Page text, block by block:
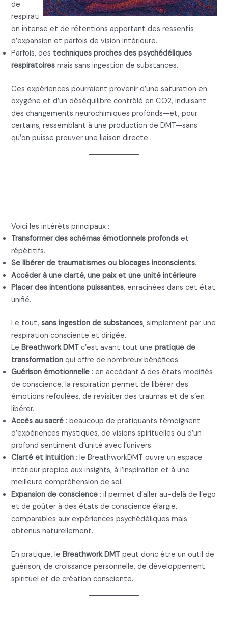
de
respirati
on intense et de rétentions apportant des ressentis
d’expansion et parfois de vision intérieure.
Parfois, des techniques proches des psychédéliques
respiratoires mais sans ingestion de substances.
Ces expériences pourraient provenir d’une saturation en
oxygène et d’un déséquilibre contrôlé en CO2, induisant
des changements neurochimiques profonds—et, pour
certains, ressemblant à une production de DMT—sans
qu’on puisse prouver une liaison directe .
Voici les intérêts principaux :
Transformer des schémas émotionnels profonds et
répétitifs.
Se libérer de traumatismes ou blocages inconscients.
Accéder à une clarté, une paix et une unité intérieure.
Placer des intentions puissantes, enracinées dans cet état
unifié.
Le tout,sans ingestion de substances, simplement par une
respiration consciente et dirigée.
LeBreathwork DMT c’est avant tout unepratique de
transformation qui offre de nombreux bénéfices.
Guérison émotionnelle : en accédant à des états modifiés
de conscience, la respiration permet de libérer des
émotions refoulées, de revisiter des traumas et de s’en
libérer.
Accès au sacré : beaucoup de pratiquants témoignent
d’expériences mystiques, de visions spirituelles ou d’un
profond sentiment d’unité avec l’univers.
Clarté et intuition : le BreathworkDMT ouvre un espace
intérieur propice aux insights, à l’inspiration et à une
meilleure compréhension de soi.
Expansion de conscience : il permet d’aller au-delà de l’ego
et de goûter à des états de conscience élargie,
comparables aux expériences psychédéliques mais
obtenus naturellement.
En pratique, le Breathwork DMT peut donc être un outil de
guérison, de croissance personnelle, de développement
spirituel et de création consciente.